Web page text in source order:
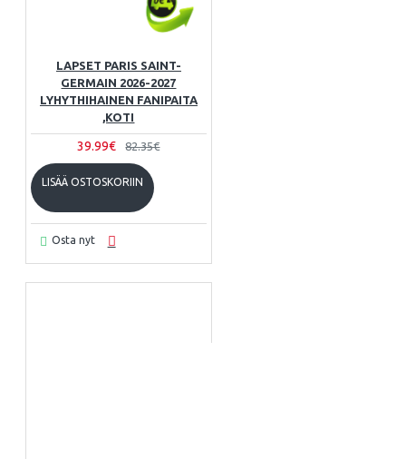
LAPSET PARIS SAINT-
GERMAIN 2026-2027
LYHYTHIHAINEN FANIPAITA
,KOTI
39.99€ 82.35€
LISÄÄ OSTOSKORIIN
Osta nyt